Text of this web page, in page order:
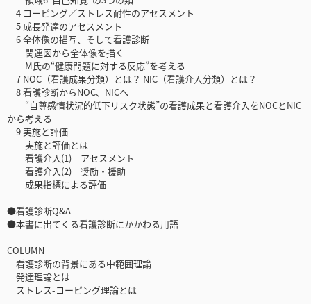
4 コーピング／ストレス耐性のアセスメント
5 成長発達のアセスメント
6 全体像の描写、そして看護診断
関連図から全体像を描く
M氏の“健康問題に対する反応”を考える
7 NOC（看護成果分類）とは？ NIC（看護介入分類）とは？
8 看護診断からNOC、NICへ
“自尊感情状況的低下リスク状態”の看護成果と看護介入をNOCとNIC
から考える
9 実施と評価
実施と評価とは
看護介入(1) アセスメント
看護介入(2) 奨励・援助
成果指標による評価
●看護診断Q&A
●本書に出てくる看護診断にかかわる用語
COLUMN
看護診断の背景にある中範囲理論
発達理論とは
ストレス-コーピング理論とは